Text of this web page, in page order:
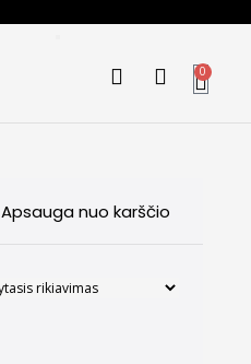
0
Apsauga nuo karščio